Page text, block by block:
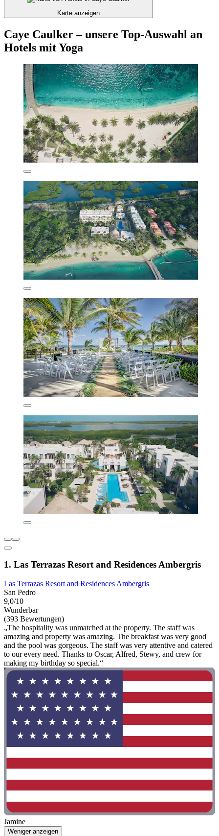
Karte anzeigen
Caye Caulker – unsere Top-Auswahl an
Hotels mit Yoga
1. Las Terrazas Resort and Residences Ambergris
Las Terrazas Resort and Residences Ambergris
San Pedro
9,0/10
Wunderbar
(393 Bewertungen)
„The hospitality was unmatched at the property. The staff was
amazing and property was amazing. The breakfast was very good
and the pool was gorgeous. The staff was very attentive and catered
to our every need. Thanks to Oscar, Alfred, Stewy, and crew for
making my birthday so special.“
Jamine
Weniger anzeigen